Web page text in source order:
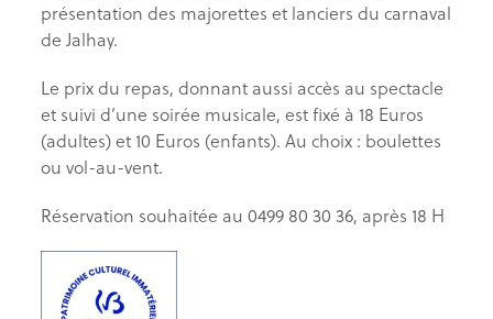
présentation des majorettes et lanciers du carnaval
de Jalhay.
Le prix du repas, donnant aussi accès au spectacle
et suivi d’une soirée musicale, est fixé à 18 Euros
(adultes) et 10 Euros (enfants). Au choix : boulettes
ou vol-au-vent.
Réservation souhaitée au 0499 80 30 36, après 18 H